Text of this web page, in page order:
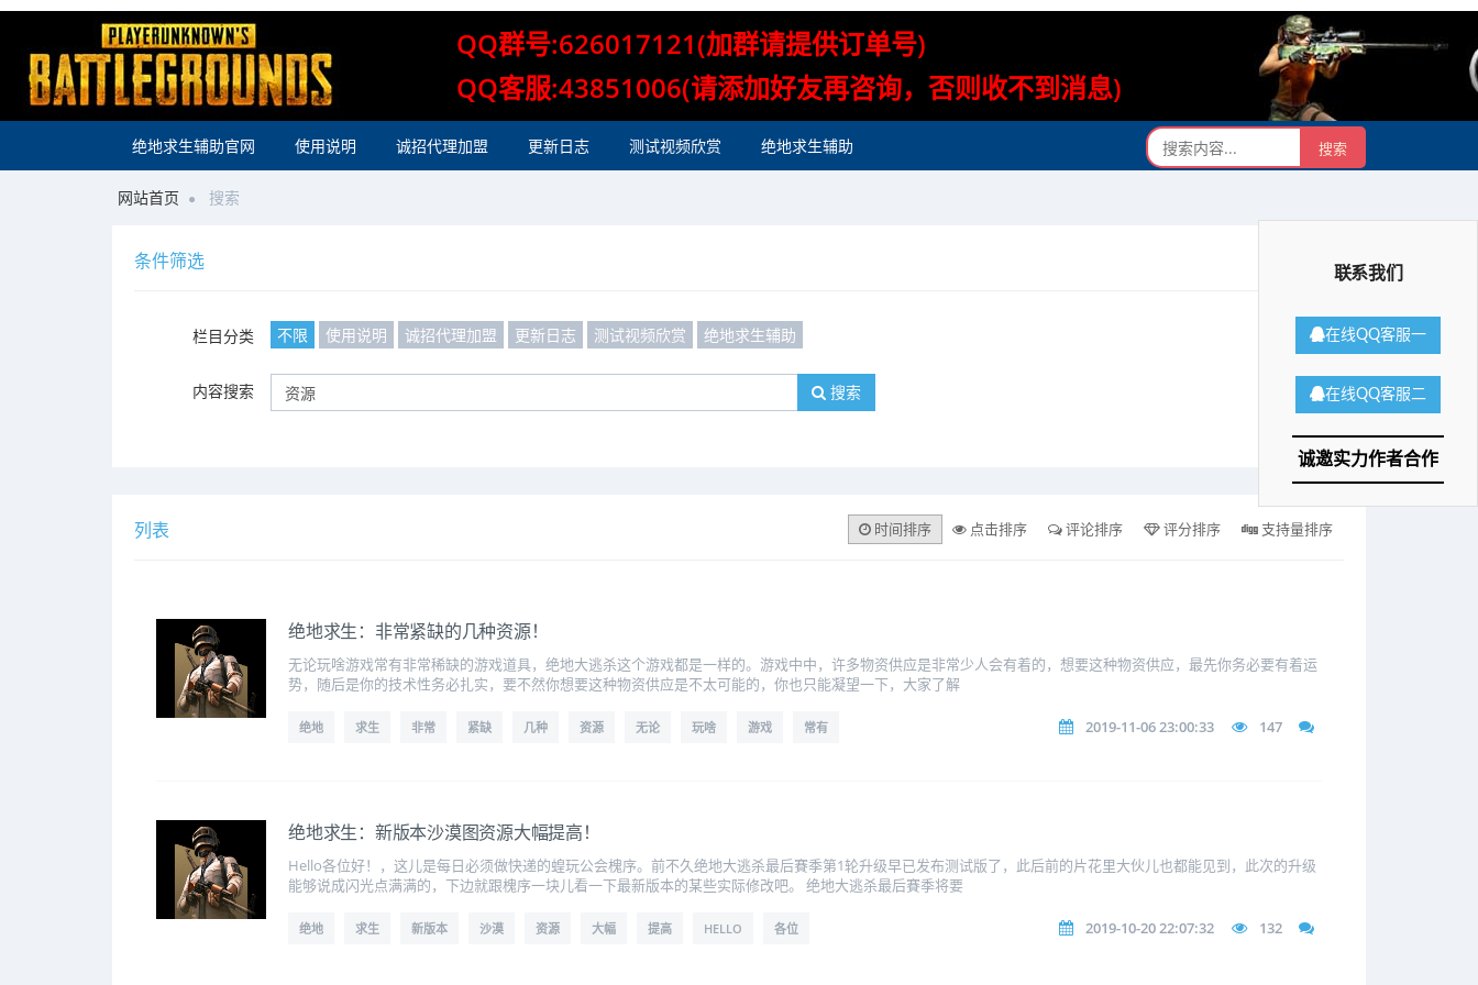
QQ群号:626017121(加群请提供订单号)
QQ客服:43851006(请添加好友再咨询，否则收不到消息)
绝地求生辅助官网 使用说明 诚招代理加盟 更新日志 测试视频欣赏 绝地求生辅助
联系我们
在线QQ客服一
在线QQ客服二
诚邀实力作者合作
网站首页 搜索
条件筛选
栏目分类 不限 使用说明 诚招代理加盟 更新日志 测试视频欣赏 绝地求生辅助
内容搜索 搜索
列表 时间排序 点击排序 评论排序 评分排序 支持量排序
绝地求生：非常紧缺的几种资源！
无论玩啥游戏常有非常稀缺的游戏道具，绝地大逃杀这个游戏都是一样的。游戏中中，许多物资供应是非常少人会有着的，想要这种物资供应，最先你务必要有着运
势，随后是你的技术性务必扎实，要不然你想要这种物资供应是不太可能的，你也只能凝望一下，大家了解
绝地 求生 非常 紧缺 几种 资源 无论 玩啥 游戏 常有 2019-11-06 23:00:33 147
绝地求生：新版本沙漠图资源大幅提高！
Hello各位好！，这儿是每日必须做快递的蝗玩公会槐序。前不久绝地大逃杀最后賽季第1轮升级早已发布测试版了，此后前的片花里大伙儿也都能见到，此次的升级
能够说成闪光点满满的，下边就跟槐序一块儿看一下最新版本的某些实际修改吧。 绝地大逃杀最后賽季将要
绝地 求生 新版本 沙漠 资源 大幅 提高 HELLO 各位 2019-10-20 22:07:32 132